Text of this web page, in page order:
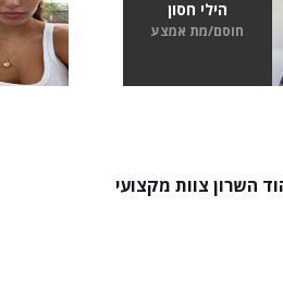
הילי חסון
חוסם/מת אמצע
השרון צוות מקצועי